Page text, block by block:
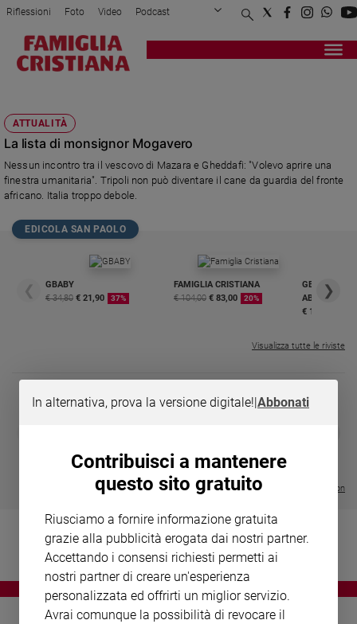
Attualità
Politica
Mondo
Economia
Legalità
giustizia
Sport
Papa
Chiesa
giorno
Riflessioni Foto Video Podcast
Privacy Policy Chi siamo
Registrati Redazione
ATTUALITÀ
La lista di monsignor Mogavero
Nessun incontro tra il vescovo di Mazara e Gheddafi: "Volevo aprire una
finestra umanitaria". Tripoli non può diventare il cane da guardia del fronte
africano. Italia troppo debole.
EDICOLA SAN PAOLO
❮
GBABY
€ 34,80 € 21,90 37%
FAMIGLIA CRISTIANA
€ 104,00 € 83,00 20%
GBABY
€ 16,99
❯
Visualizza tutte le riviste
- VOL DA 1 AL 5
€ 64,50
Visualizza tutte le collection
In alternativa, prova la versione digitale!|Abbonati
Contribuisci a mantenere
questo sito gratuito
Riusciamo a fornire informazione gratuita
grazie alla pubblicità erogata dai nostri partner.
Accettando i consensi richiesti permetti ai
nostri partner di creare un'esperienza
personalizzata ed offrirti un miglior servizio.
Avrai comunque la possibilità di revocare il